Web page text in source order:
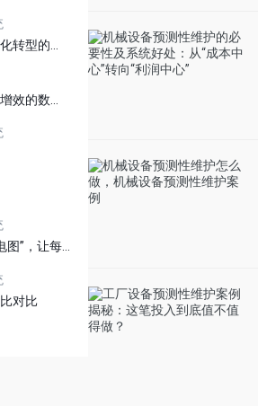
石化设备健康管理平台：石油化工行业数字化转型的安全基石
风电设备预测性维护：给风机装上 “智能心电图”，让每一度电都安全可靠
对比